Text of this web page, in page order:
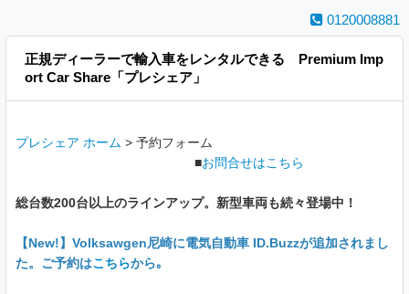
0120008881
正規ディーラーで輸入車をレンタルできる Premium Imp
ort Car Share「プレシェア」
プレシェア ホーム > 予約フォーム
■お問合せはこちら
総台数200台以上のラインアップ。新型車両も続々登場中！
【New!】Volksawgen尼崎に電気自動車 ID.Buzzが追加されまし
た。ご予約はこちらから｡